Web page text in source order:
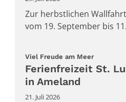
Zur herbstlichen
vom 19. September bis
Viel Freude am Meer:
Ferienfreizeit St.
in Ameland
21. Juli 2026